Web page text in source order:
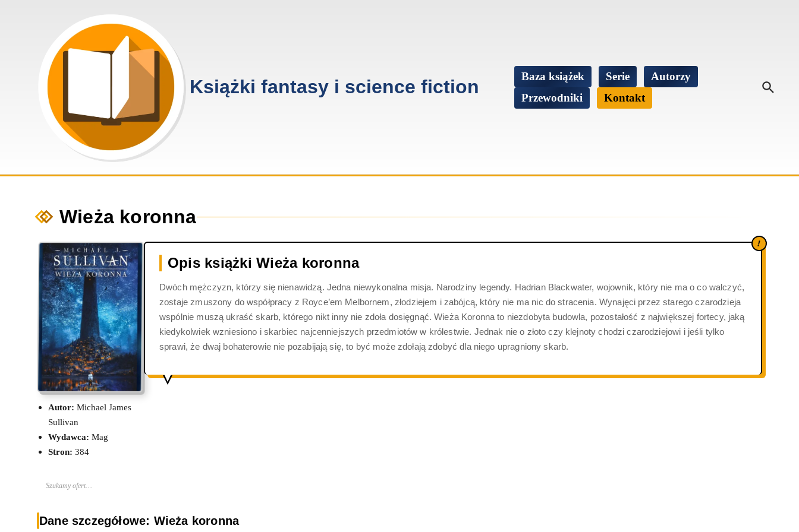
Książki fantasy i science fiction Baza książek Serie
Autorzy
Przewodniki
Kontakt
Wieża koronna
Autor: Michael James
Sullivan
Wydawca: Mag
Stron: 384
!
Opis książki Wieża koronna
Dwóch mężczyzn, którzy się nienawidzą. Jedna niewykonalna misja. Narodziny legendy. Hadrian Blackwater, wojownik, który nie ma o co walczyć,
zostaje zmuszony do współpracy z Royce’em Melbornem, złodziejem i zabójcą, który nie ma nic do stracenia. Wynajęci przez starego czarodzieja
wspólnie muszą ukraść skarb, którego nikt inny nie zdoła dosięgnąć. Wieża Koronna to niezdobyta budowla, pozostałość z największej fortecy, jaką
kiedykolwiek wzniesiono i skarbiec najcenniejszych przedmiotów w królestwie. Jednak nie o złoto czy klejnoty chodzi czarodziejowi i jeśli tylko
sprawi, że dwaj bohaterowie nie pozabijają się, to być może zdołają zdobyć dla niego upragniony skarb.
Szukamy ofert…
Dane szczegółowe: Wieża koronna